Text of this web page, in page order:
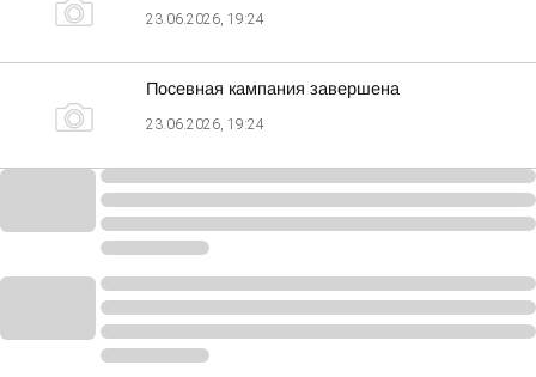
23.06.2026, 19:24
Посевная кампания завершена
23.06.2026, 19:24